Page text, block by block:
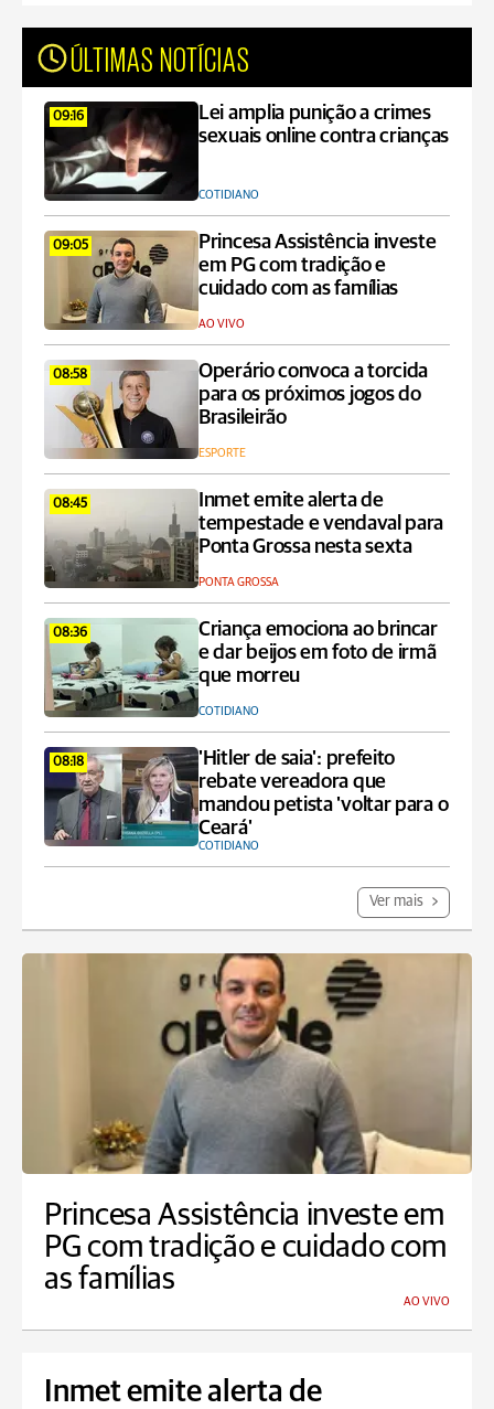
ÚLTIMAS NOTÍCIAS
09:16
Lei amplia punição a crimes
sexuais online contra crianças
COTIDIANO
09:05
Princesa Assistência investe
em PG com tradição e
cuidado com as famílias
AO VIVO
08:58
Operário convoca a torcida
para os próximos jogos do
Brasileirão
ESPORTE
08:45
Inmet emite alerta de
tempestade e vendaval para
Ponta Grossa nesta sexta
PONTA GROSSA
08:36
Criança emociona ao brincar
e dar beijos em foto de irmã
que morreu
COTIDIANO
08:18
'Hitler de saia': prefeito
rebate vereadora que
mandou petista 'voltar para o
Ceará'
COTIDIANO
Ver mais
Princesa Assistência investe em
PG com tradição e cuidado com
as famílias
AO VIVO
Inmet emite alerta de